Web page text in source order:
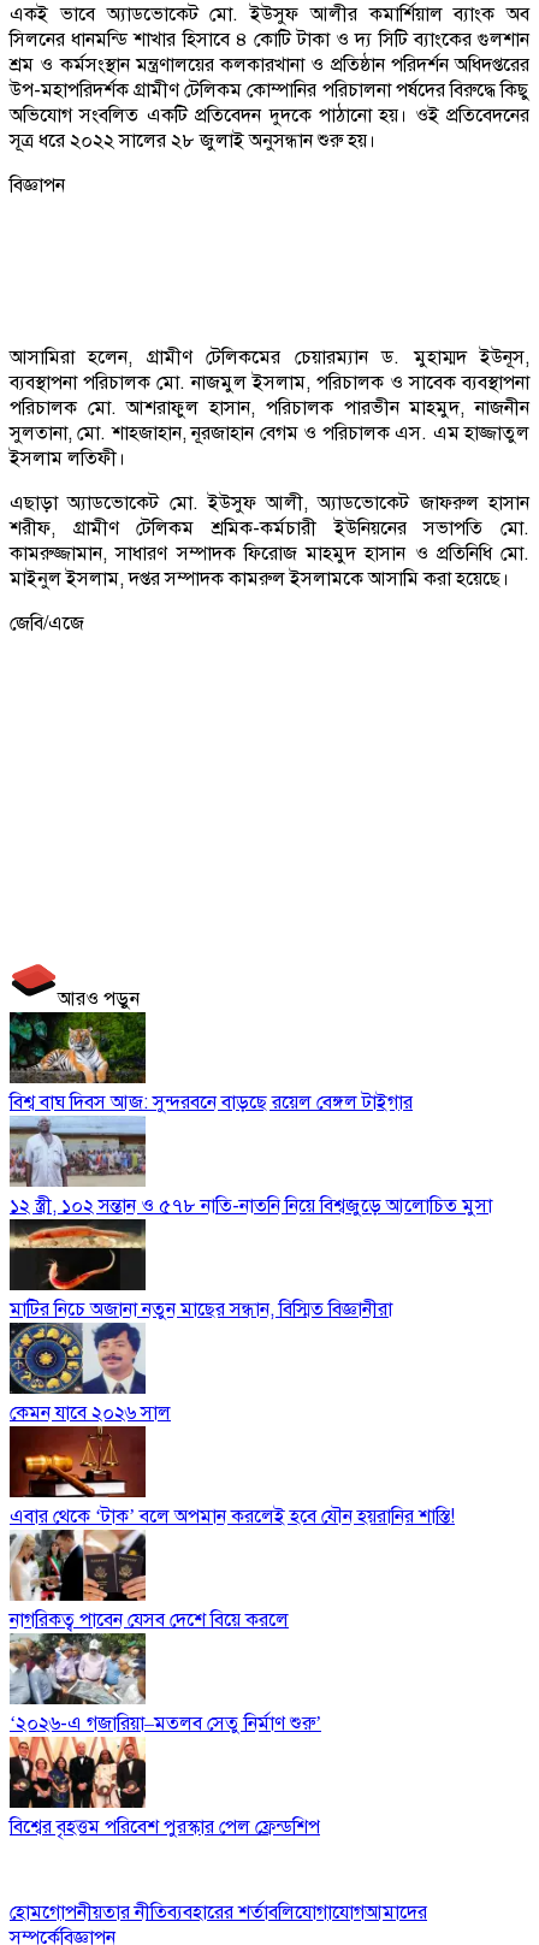
একই ভাবে অ্যাডভোকেট মো. ইউসুফ আলীর কমার্শিয়াল ব্যাংক অব
সিলনের ধানমন্ডি শাখার হিসাবে ৪ কোটি টাকা ও দ্য সিটি ব্যাংকের গুলশান
শ্রম ও কর্মসংস্থান মন্ত্রণালয়ের কলকারখানা ও প্রতিষ্ঠান পরিদর্শন অধিদপ্তরের
উপ-মহাপরিদর্শক গ্রামীণ টেলিকম কোম্পানির পরিচালনা পর্ষদের বিরুদ্ধে কিছু
অভিযোগ সংবলিত একটি প্রতিবেদন দুদকে পাঠানো হয়। ওই প্রতিবেদনের
সূত্র ধরে ২০২২ সালের ২৮ জুলাই অনুসন্ধান শুরু হয়।
বিজ্ঞাপন
আসামিরা হলেন, গ্রামীণ টেলিকমের চেয়ারম্যান ড. মুহাম্মদ ইউনূস,
ব্যবস্থাপনা পরিচালক মো. নাজমুল ইসলাম, পরিচালক ও সাবেক ব্যবস্থাপনা
পরিচালক মো. আশরাফুল হাসান, পরিচালক পারভীন মাহমুদ, নাজনীন
সুলতানা, মো. শাহজাহান, নূরজাহান বেগম ও পরিচালক এস. এম হাজ্জাতুল
ইসলাম লতিফী।
এছাড়া অ্যাডভোকেট মো. ইউসুফ আলী, অ্যাডভোকেট জাফরুল হাসান
শরীফ, গ্রামীণ টেলিকম শ্রমিক-কর্মচারী ইউনিয়নের সভাপতি মো.
কামরুজ্জামান, সাধারণ সম্পাদক ফিরোজ মাহমুদ হাসান ও প্রতিনিধি মো.
মাইনুল ইসলাম, দপ্তর সম্পাদক কামরুল ইসলামকে আসামি করা হয়েছে।
জেবি/এজে
আরও পড়ুন
বিশ্ব বাঘ দিবস আজ: সুন্দরবনে বাড়ছে রয়েল বেঙ্গল টাইগার
১২ স্ত্রী, ১০২ সন্তান ও ৫৭৮ নাতি-নাতনি নিয়ে বিশ্বজুড়ে আলোচিত মুসা
মাটির নিচে অজানা নতুন মাছের সন্ধান, বিস্মিত বিজ্ঞানীরা
কেমন যাবে ২০২৬ সাল
এবার থেকে ‘টাক’ বলে অপমান করলেই হবে যৌন হয়রানির শাস্তি!
নাগরিকত্ব পাবেন যেসব দেশে বিয়ে করলে
‘২০২৬-এ গজারিয়া–মতলব সেতু নির্মাণ শুরু’
বিশ্বের বৃহত্তম পরিবেশ পুরস্কার পেল ফ্রেন্ডশিপ
হোমগোপনীয়তার নীতিব্যবহারের শর্তাবলিযোগাযোগআমাদের
সম্পর্কেবিজ্ঞাপন